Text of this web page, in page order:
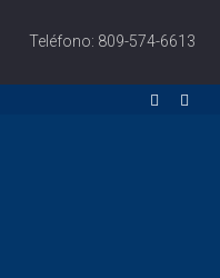
Teléfono: 809-574-6613